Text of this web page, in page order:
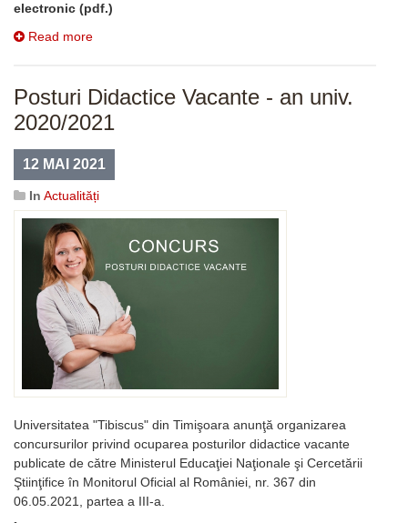
electronic (pdf.)
Read more
Posturi Didactice Vacante - an univ.
2020/2021
12 MAI 2021
In Actualități
Universitatea "Tibiscus" din Timişoara anunţă organizarea
concursurilor privind ocuparea posturilor didactice vacante
publicate de către Ministerul Educaţiei Naţionale şi Cercetării
Ştiinţifice în Monitorul Oficial al României, nr. 367 din
06.05.2021, partea a III-a.